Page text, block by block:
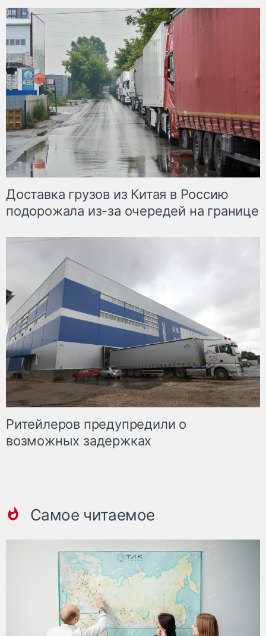
Доставка грузов из Китая в Россию
подорожала из-за очередей на границе
Ритейлеров предупредили о
возможных задержках
Самое читаемое